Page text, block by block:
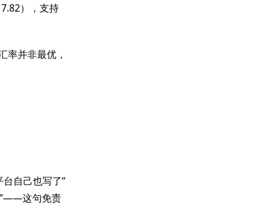
），支持
并非最优，
自己也写了”
”——这句免责